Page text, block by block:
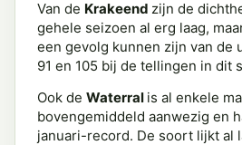
Van de Krakeend zijn de
gehele seizoen al erg laag,
een gevolg kunnen zijn van de
91 en 105 bij de tellingen in dit
Ook de Waterral is al enkele
bovengemiddeld aanwezig en
januari-record. De soort lijkt al